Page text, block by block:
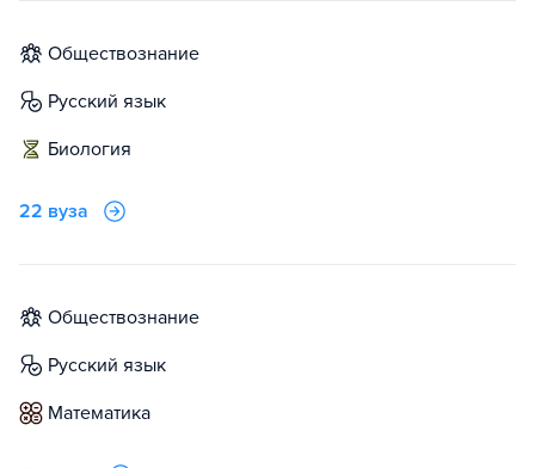
обществознание
русский язык
биология
22 вуза
обществознание
русский язык
математика